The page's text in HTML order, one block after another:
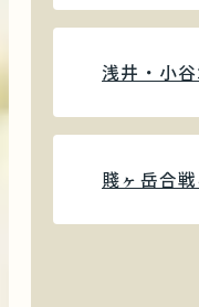
浅井・小
賤ヶ岳合